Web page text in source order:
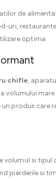
de
uri,
optima
chifle,
volumului
produs care
si tipul
pierderile si